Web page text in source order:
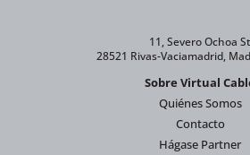
11, Severo Ochoa St
28521 Rivas-Vaciamadrid,
Sobre Virtual
Quiénes Somos
Contacto
Hágase Partner